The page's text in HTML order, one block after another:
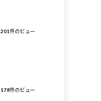
201件のビュー
178件のビュー